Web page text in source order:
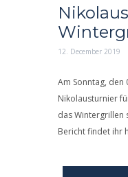
12. December 2019
Am Sonntag, den
Nikolausturnier
das Wintergrillen
Bericht findet ihr